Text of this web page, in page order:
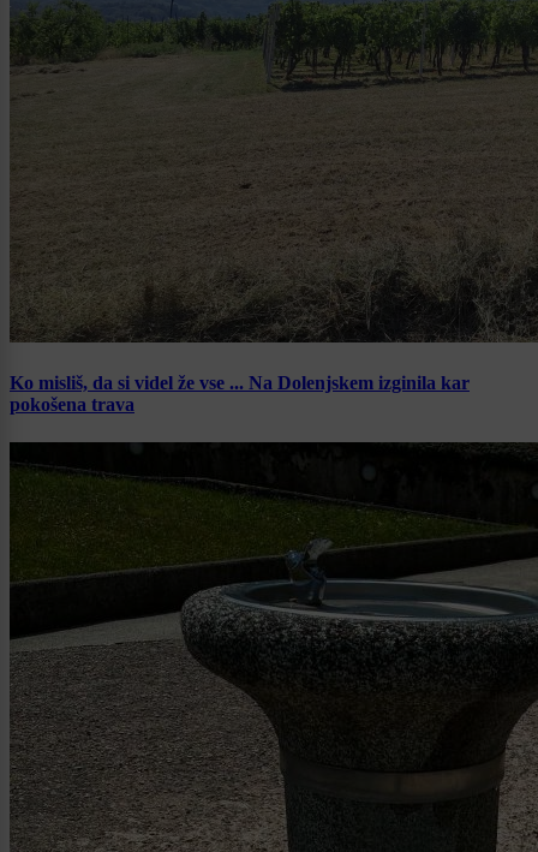
Ko misliš, da si videl že vse ... Na Dolenjskem izginila kar
pokošena trava